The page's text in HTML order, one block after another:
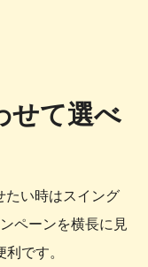
せて選べ
たい時はスイング
ペーンを横長に見
です。